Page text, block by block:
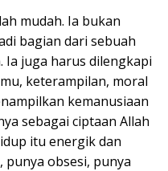
mudah. Ia bukan
bagian dari sebuah
Ia juga harus dilengkapi
keterampilan, moral
kemanusiaan
sebagai ciptaan Allah
itu energik dan
punya obsesi, punya